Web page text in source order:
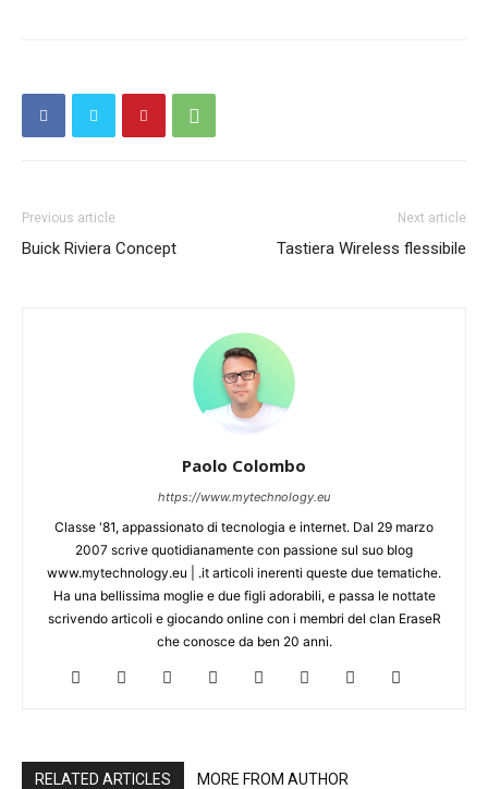
Previous article
Buick Riviera Concept
Next article
Tastiera Wireless flessibile
Paolo Colombo
https://www.mytechnology.eu
Classe '81, appassionato di tecnologia e internet. Dal 29 marzo
2007 scrive quotidianamente con passione sul suo blog
www.mytechnology.eu | .it articoli inerenti queste due tematiche.
Ha una bellissima moglie e due figli adorabili, e passa le nottate
scrivendo articoli e giocando online con i membri del clan EraseR
che conosce da ben 20 anni.
RELATED ARTICLES MORE FROM AUTHOR